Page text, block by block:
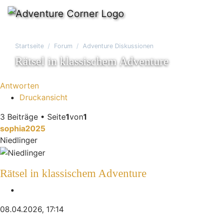
Startseite Forum Adventure Diskussionen
Rätsel in klassischem Adventure
Antworten
Druckansicht
3 Beiträge • Seite1von1
sophia2025
Niedlinger
Rätsel in klassischem Adventure
08.04.2026, 17:14